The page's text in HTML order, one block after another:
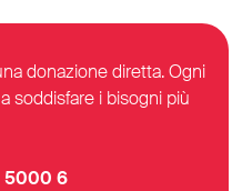
donazione diretta. Ogni
soddisfare i bisogni più
5000 6